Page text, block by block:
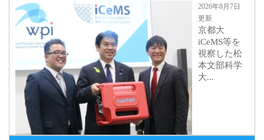
2026年8月7日
更新
京都大
iCeMS等を
視察した松
本文部科学
大...